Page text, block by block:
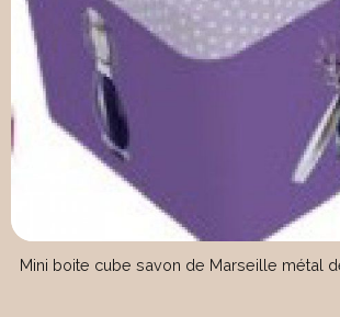
Mini boite cube savon de Marseille métal